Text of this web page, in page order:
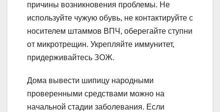
причины возникновения проблемы. Не
используйте чужую обувь, не контактируйте с
носителем штаммов ВПЧ, оберегайте ступни
от микротрещин. Укрепляйте иммунитет,
придерживайтесь ЗОЖ.
Дома вывести шипицу народными
проверенными средствами можно на
начальной стадии заболевания. Если